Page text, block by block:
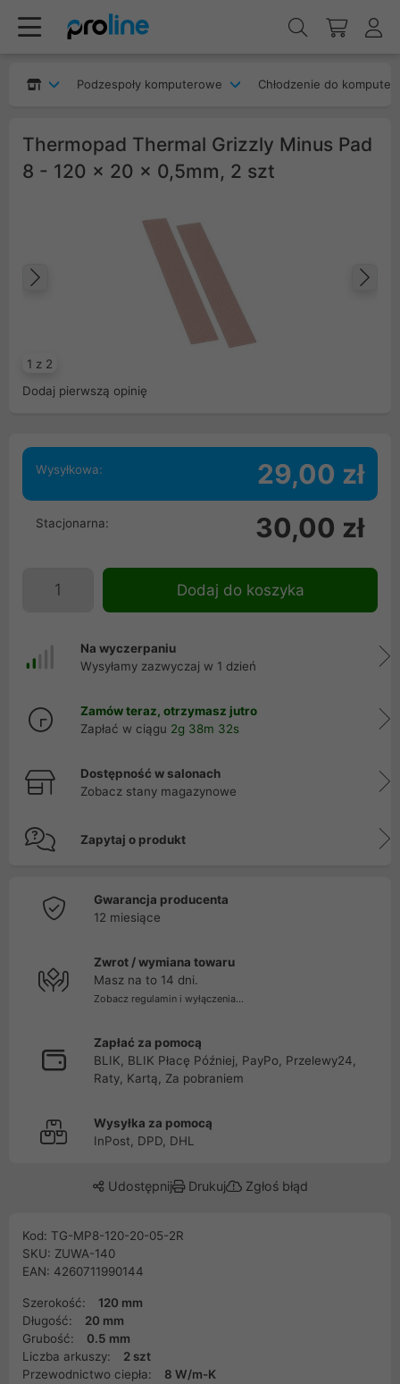
Podzespoły komputerowe Chłodzenie do
Thermopad Thermal Grizzly Minus Pad
8 - 120 x 20 x 0,5mm, 2 szt
1 z 2
Dodaj pierwszą opinię
Wysyłkowa: 29,00 zł
Stacjonarna: 30,00 zł
Dodaj do koszyka
Na wyczerpaniu
Wysyłamy zazwyczaj w 1 dzień
Zamów teraz, otrzymasz jutro
Zapłać w ciągu 2g 38m 32s
Dostępność w salonach
Zobacz stany magazynowe
Zapytaj o produkt
Gwarancja producenta
12 miesiące
Zwrot / wymiana towaru
Masz na to 14 dni.
Zobacz regulamin i wyłączenia...
Zapłać za pomocą
BLIK, BLIK Płacę Później, PayPo, Przelewy24,
Raty, Kartą, Za pobraniem
Wysyłka za pomocą
InPost, DPD, DHL
Udostępnij Drukuj Zgłoś błąd
Kod: TG-MP8-120-20-05-2R
SKU: ZUWA-140
EAN: 4260711990144
Szerokość:
120 mm
Długość:
20 mm
Grubość:
0.5 mm
Liczba arkuszy:
2 szt
Przewodnictwo ciepła:
8 W/m-K